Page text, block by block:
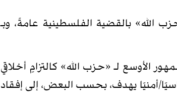
بالقضية الفلسطينية عامةً، وبـ
الدخول في «حرب الإسناد» عام 2023 يُقرأ عند الجمهور الأوسع لـ «حزب الله» كالتزامٍ أخلاقي
أمنيًا يهدف، بحسب البعض، إلى إفقاد